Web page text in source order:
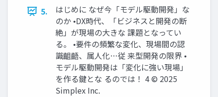
5.
はじめに なぜ今「モデル駆動開発」な
のか •DX時代、「ビジネスと開発の断
絶」が現場の大きな 課題となってい
る。 •要件の頻繁な変化、現場間の認
識齟齬、属人化…従 来型開発の限界 •
モデル駆動開発は「変化に強い現場」
を作る鍵とな るのでは！ 4 © 2025
Simplex Inc.